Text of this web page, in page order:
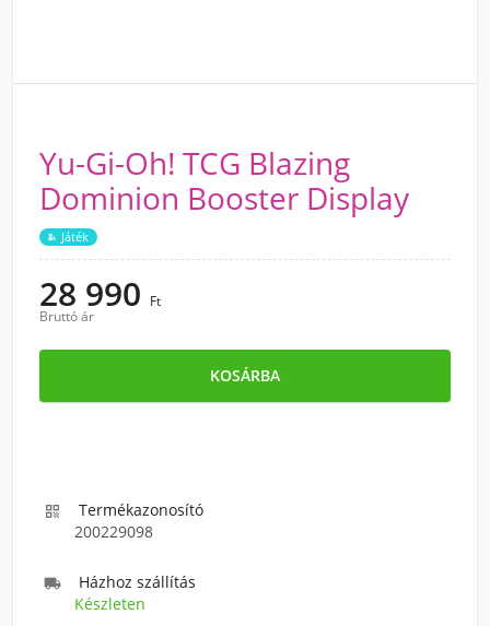
Yu-Gi-Oh! TCG Blazing
Dominion Booster Display
Játék
28 990 Ft
Bruttó ár
KOSÁRBA

Termékazonosító
200229098

Házhoz szállítás
Készleten